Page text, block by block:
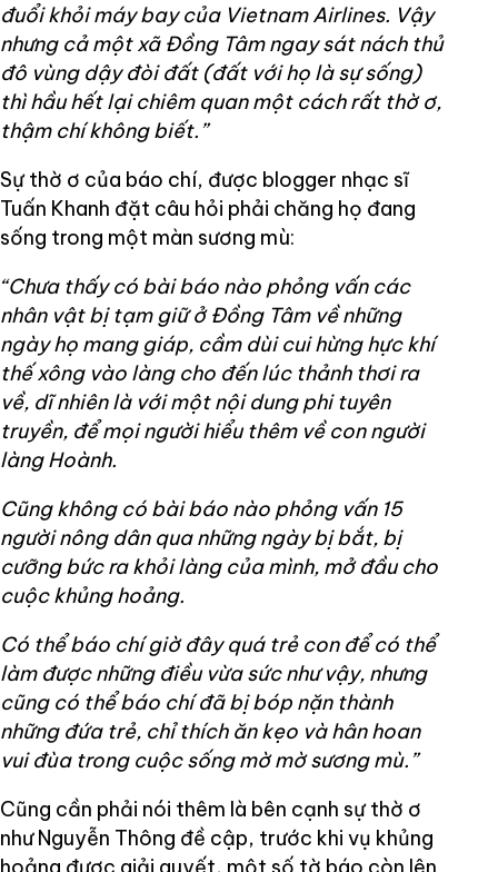
đuổi khỏi máy bay của Vietnam Airlines. Vậy
nhưng cả một xã Đồng Tâm ngay sát nách thủ
đô vùng dậy đòi đất (đất với họ là sự sống)
thì hầu hết lại chiêm quan một cách rất thờ ơ,
thậm chí không biết.”
Sự thờ ơ của báo chí, được blogger nhạc sĩ
Tuấn Khanh đặt câu hỏi phải chăng họ đang
sống trong một màn sương mù:
“Chưa thấy có bài báo nào phỏng vấn các
nhân vật bị tạm giữ ở Đồng Tâm về những
ngày họ mang giáp, cầm dùi cui hừng hực khí
thế xông vào làng cho đến lúc thảnh thơi ra
về, dĩ nhiên là với một nội dung phi tuyên
truyền, để mọi người hiểu thêm về con người
làng Hoành.
Cũng không có bài báo nào phỏng vấn 15
người nông dân qua những ngày bị bắt, bị
cưỡng bức ra khỏi làng của mình, mở đầu cho
cuộc khủng hoảng.
Có thể báo chí giờ đây quá trẻ con để có thể
làm được những điều vừa sức như vậy, nhưng
cũng có thể báo chí đã bị bóp nặn thành
những đứa trẻ, chỉ thích ăn kẹo và hân hoan
vui đùa trong cuộc sống mờ mờ sương mù.”
Cũng cần phải nói thêm là bên cạnh sự thờ ơ
như Nguyễn Thông đề cập, trước khi vụ khủng